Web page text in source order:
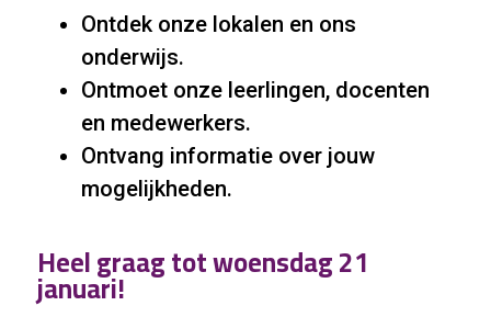
Ontdek onze lokalen en ons
onderwijs.
Ontmoet onze leerlingen, docenten
en medewerkers.
Ontvang informatie over jouw
mogelijkheden.
Heel graag tot woensdag 21
januari!